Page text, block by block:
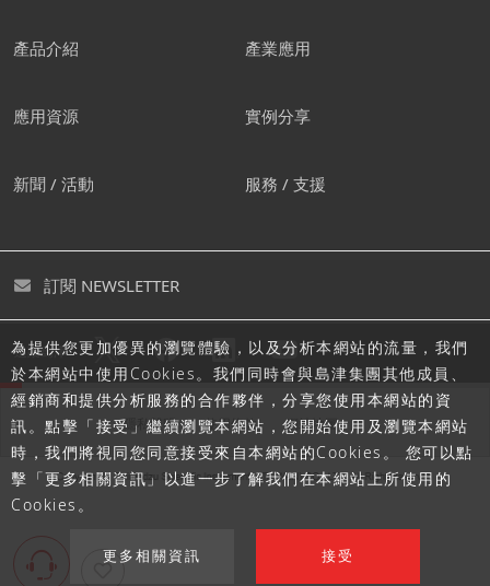
為提供您更加優異的瀏覽體驗，以及分析本網站的流量，我們
於本網站中使用Cookies。我們同時會與島津集團其他成員、
經銷商和提供分析服務的合作夥伴，分享您使用本網站的資
訊。點擊「接受」繼續瀏覽本網站，您開始使用及瀏覽本網站
時，我們將視同您同意接受來自本網站的Cookies。 您可以點
擊「更多相關資訊」以進一步了解我們在本網站上所使用的
Cookies。
更多相關資訊 接受
產品介紹 產業應用
應用資源 實例分享
新聞 / 活動 服務 / 支援
訂閱 NEWSLETTER
追蹤島津
隱私聲明 使用條款 網站地圖